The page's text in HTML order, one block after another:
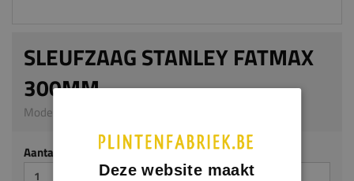
SLEUFZAAG STANLEY FATMAX
300MM
Model 5911 | Sleufzaag | Kunststof
Aantal stuks
Deze website maakt